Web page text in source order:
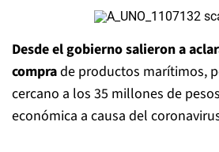
Desde el gobierno salieron a
comprade productos marítimos,
cercano a los 35 millones de
económica a causa del